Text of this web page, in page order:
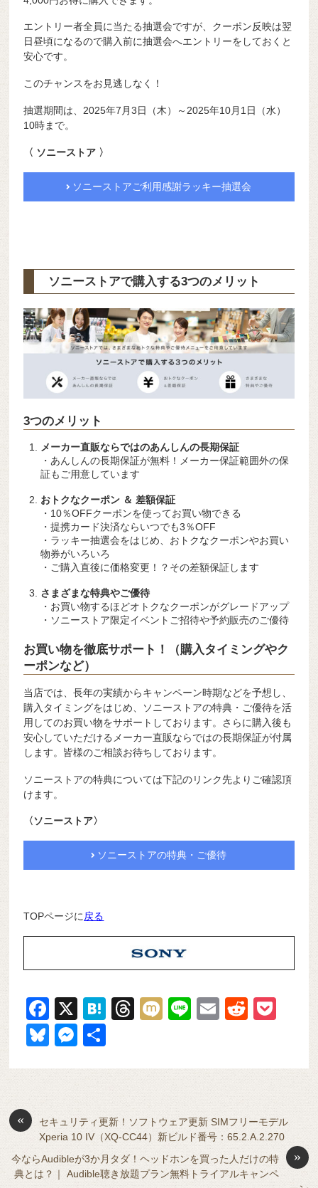
エントリー者全員に当たる抽選会ですが、クーポン反映は翌
日昼頃になるので購入前に抽選会へエントリーをしておくと
安心です。
このチャンスをお見逃しなく！
抽選期間は、2025年7月3日（木）～2025年10月1日（水）
10時まで。
〈 ソニーストア 〉
ソニーストアご利用感謝ラッキー抽選会
ソニーストアで購入する3つのメリット
3つのメリット
メーカー直販ならではのあんしんの長期保証
・あんしんの長期保証が無料！メーカー保証範囲外の保
証もご用意しています
おトクなクーポン ＆ 差額保証
・10％OFFクーポンを使ってお買い物できる
・提携カード決済ならいつでも3％OFF
・ラッキー抽選会をはじめ、おトクなクーポンやお買い
物券がいろいろ
・ご購入直後に価格変更！？その差額保証します
さまざまな特典やご優待
・お買い物するほどオトクなクーポンがグレードアップ
・ソニーストア限定イベントご招待や予約販売のご優待
お買い物を徹底サポート！（購入タイミングやク
ーポンなど）
当店では、長年の実績からキャンペーン時期などを予想し、
購入タイミングをはじめ、ソニーストアの特典・ご優待を活
用してのお買い物をサポートしております。さらに購入後も
安心していただけるメーカー直販ならではの長期保証が付属
します。皆様のご相談お待ちしております。
ソニーストアの特典については下記のリンク先よりご確認頂
けます。
〈ソニーストア〉
ソニーストアの特典・ご優待
TOPページに 戻る
F
a
c
e
o
o
k
X
H
n
a
T
a
d
s
M
Li
E
R
di et
Bl
y
M
n
g
er
«
セキュリティ更新！ソフトウェア更新 SIMフリーモデル
Xperia 10 IV（XQ-CC44）新ビルド番号：65.2.A.2.270
»
今ならAudibleが3か月タダ！ヘッドホンを買った人だけの特
典とは？｜ Audible聴き放題プラン無料トライアルキャンペ